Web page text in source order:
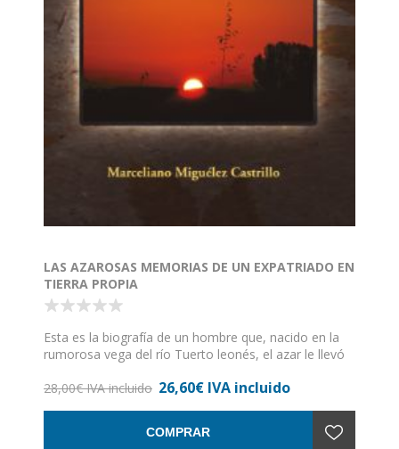
LAS AZAROSAS MEMORIAS DE UN EXPATRIADO EN
TIERRA PROPIA
Esta es la biografía de un hombre que, nacido en la
rumorosa vega del río Tuerto leonés, el azar le llevó
de su existencia. Marceliano, "Nano", es un escritor
tantos y tantos miles de españoles que han sido
28,00€ IVA incluido 26,60€ IVA incluido
COMPRAR